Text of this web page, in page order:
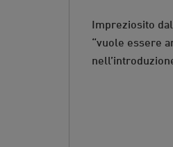
Impreziosito
“vuole essere